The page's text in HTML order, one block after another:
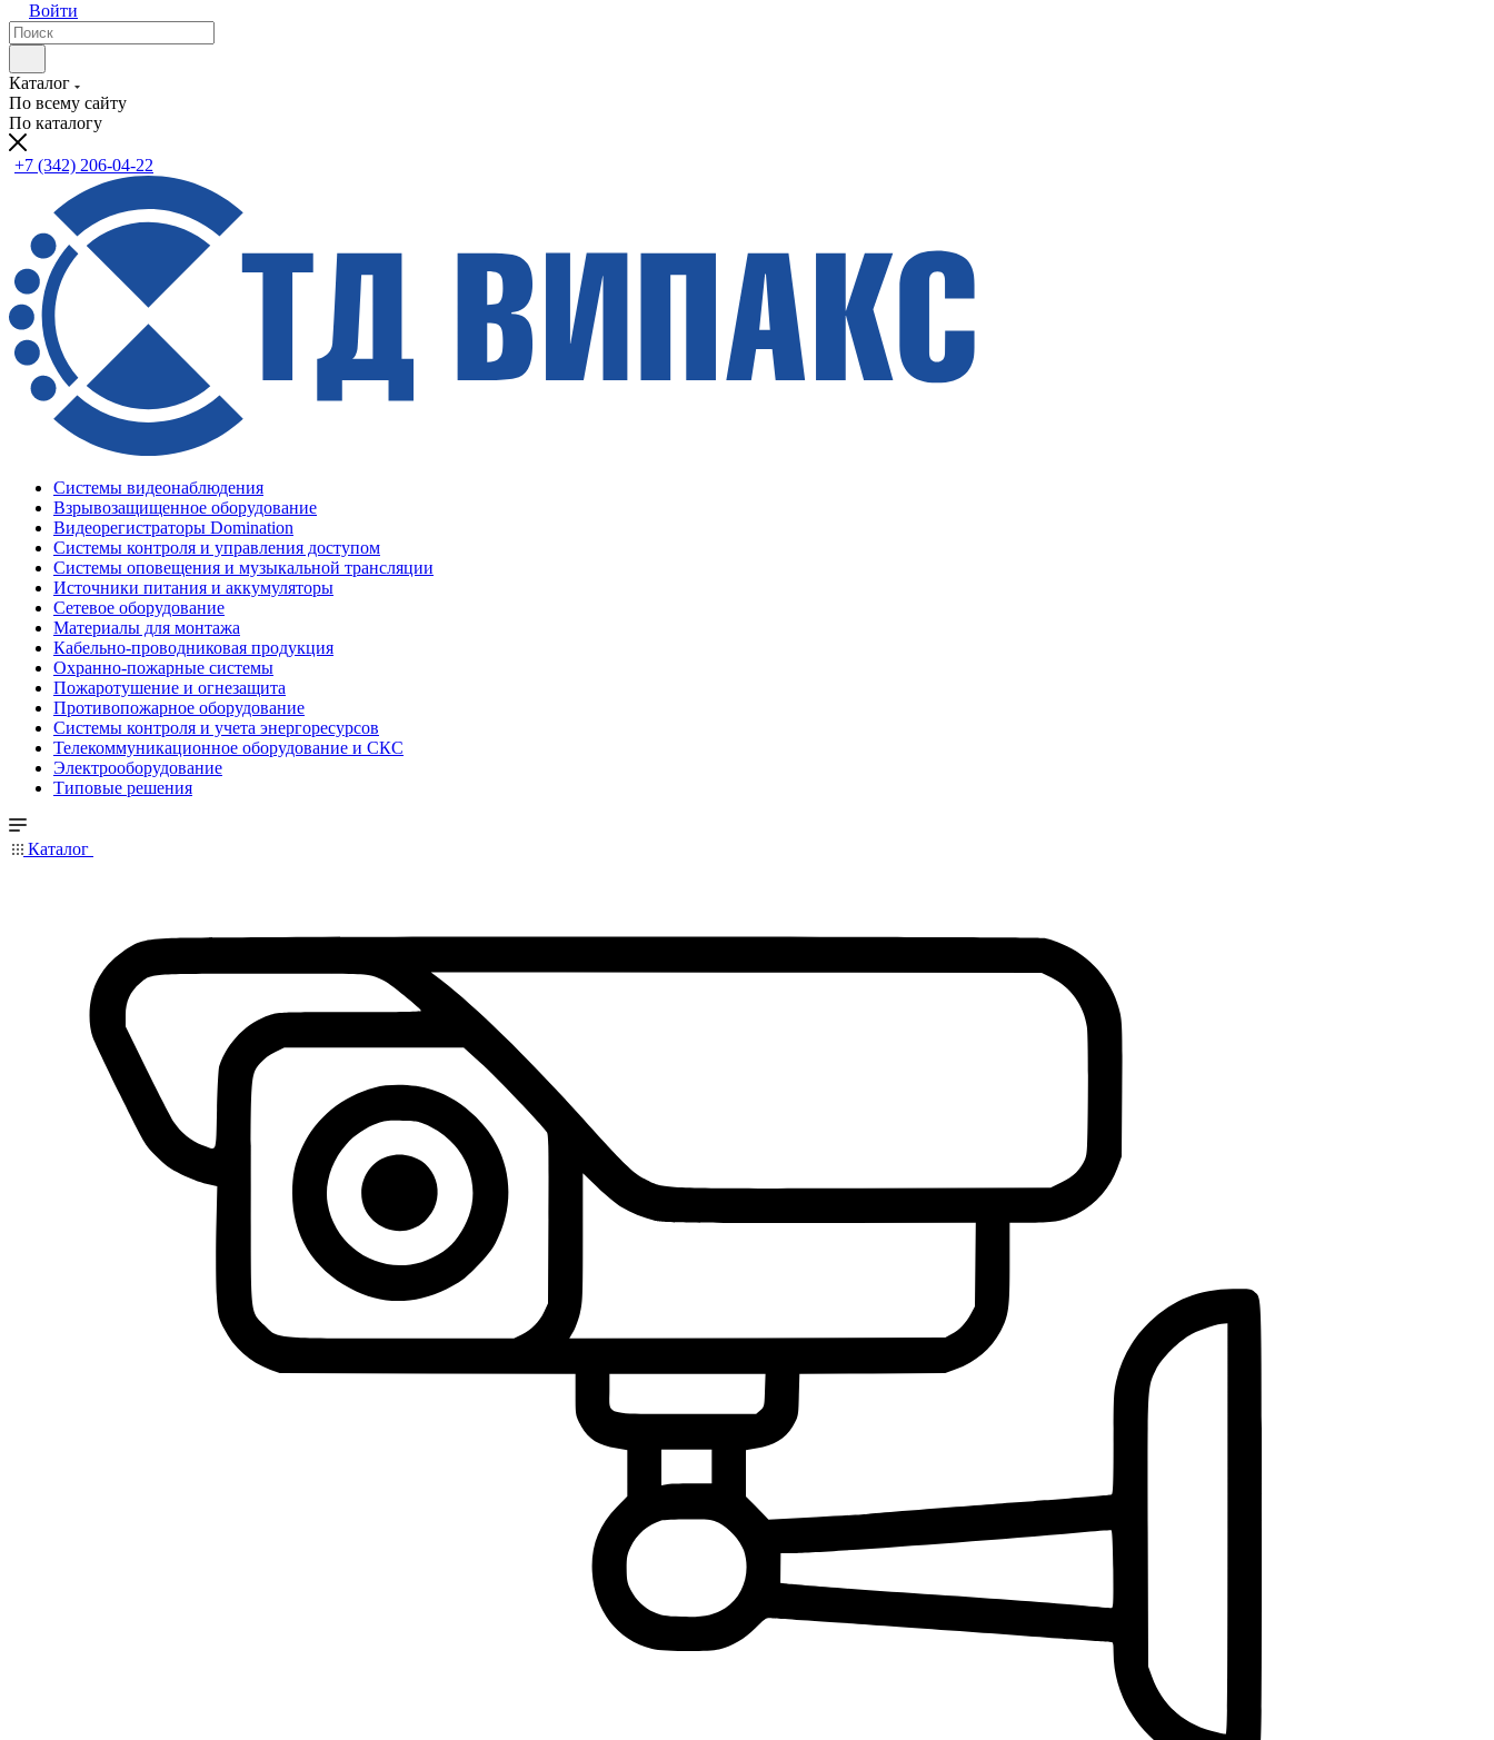
Войти
Каталог
По всему сайту
По каталогу
+7 (342) 206-04-22
Системы видеонаблюдения
Взрывозащищенное оборудование
Видеорегистраторы Domination
Системы контроля и управления доступом
Системы оповещения и музыкальной трансляции
Источники питания и аккумуляторы
Сетевое оборудование
Материалы для монтажа
Кабельно-проводниковая продукция
Охранно-пожарные системы
Пожаротушение и огнезащита
Противопожарное оборудование
Системы контроля и учета энергоресурсов
Телекоммуникационное оборудование и СКС
Электрооборудование
Типовые решения
Каталог